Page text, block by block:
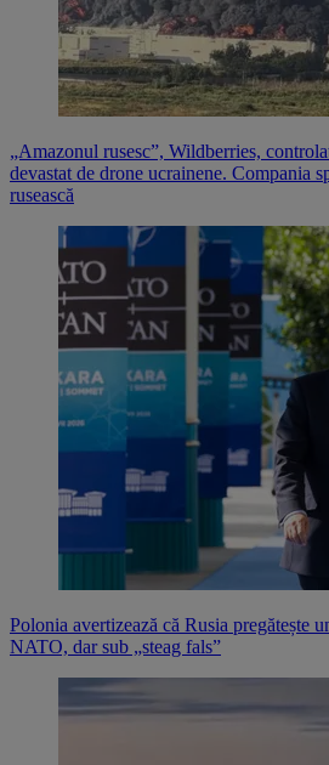
„Amazonul rusesc”, Wildberries,
devastat de drone ucrainene. Compania
rusească
Polonia avertizează că Rusia pregătește
NATO, dar sub „steag fals”